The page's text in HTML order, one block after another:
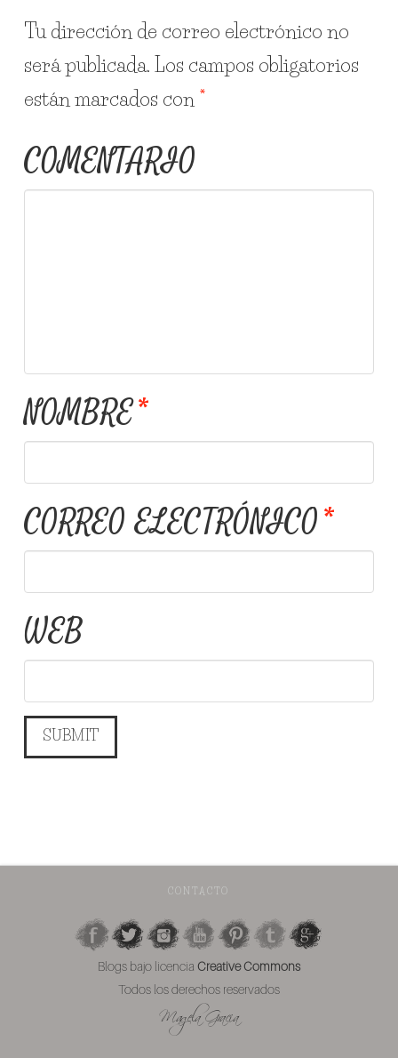
Tu dirección de correo electrónico no
será publicada. Los campos obligatorios
están marcados con *
COMENTARIO
NOMBRE*
CORREO ELECTRÓNICO*
WEB
CONTACTO
Blogs bajo licencia Creative Commons
Todos los derechos reservados
Magela Gracia